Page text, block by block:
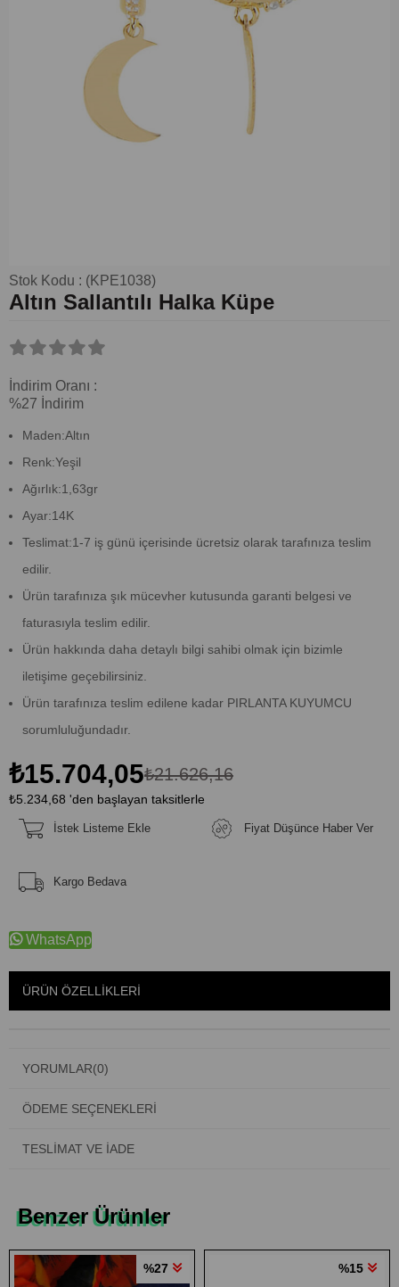
Stok Kodu (KPE1038)
Altın Sallantılı Halka Küpe
İndirim Oranı :
%27 İndirim
Maden:Altın
Renk:Yeşil
Ağırlık:1,63gr
Ayar:14K
Teslimat:1-7 iş günü içerisinde ücretsiz olarak tarafınıza teslim
edilir.
Ürün tarafınıza şık mücevher kutusunda garanti belgesi ve
faturasıyla teslim edilir.
Ürün hakkında daha detaylı bilgi sahibi olmak için bizimle
iletişime geçebilirsiniz.
Ürün tarafınıza teslim edilene kadar PIRLANTA KUYUMCU
sorumluluğundadır.
₺21.626,16
₺15.704,05
₺5.234,68 'den başlayan taksitlerle
İstek Listeme Ekle Fiyat Düşünce Haber Ver
Kargo Bedava
WhatsApp
ÜRÜN ÖZELLIKLERI
YORUMLAR(0)
ÖDEME SEÇENEKLERI
TESLIMAT VE İADE
Benzer Ürünler
%27 %15